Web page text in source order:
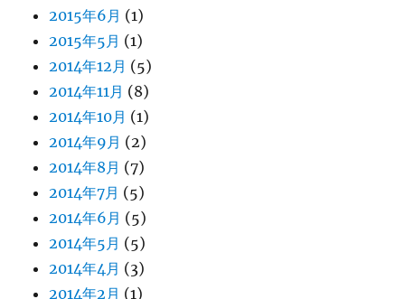
2015年6月 (1)
2015年5月 (1)
2014年12月 (5)
2014年11月 (8)
2014年10月 (1)
2014年9月 (2)
2014年8月 (7)
2014年7月 (5)
2014年6月 (5)
2014年5月 (5)
2014年4月 (3)
2014年2月 (1)